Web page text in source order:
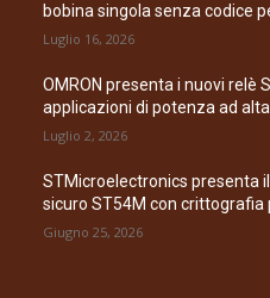
bobina singola senza codice
Luglio 16, 2026
OMRON presenta i nuovi relè
applicazioni di potenza ad
Luglio 2, 2026
STMicroelectronics presenta
sicuro ST54M con
Giugno 25, 2026